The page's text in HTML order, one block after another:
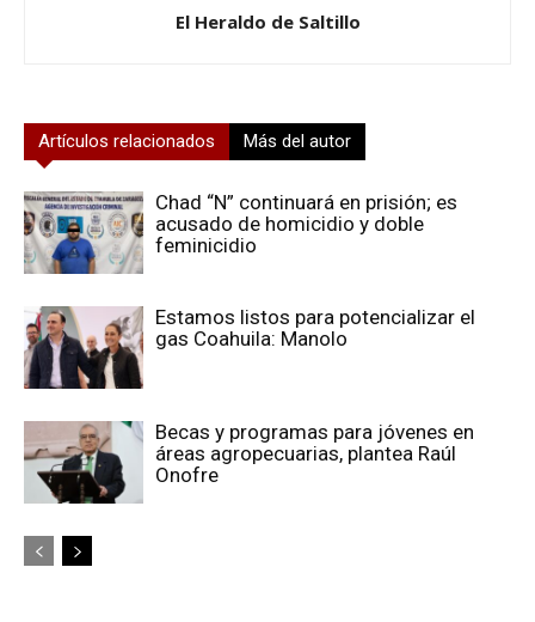
El Heraldo de Saltillo
Artículos relacionados Más del autor
Chad “N” continuará en prisión; es
acusado de homicidio y doble
feminicidio
Estamos listos para potencializar el
gas Coahuila: Manolo
Becas y programas para jóvenes en
áreas agropecuarias, plantea Raúl
Onofre